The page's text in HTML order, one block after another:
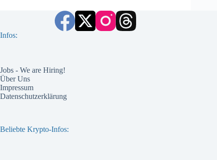
Infos:
Jobs - We are Hiring!
Über Uns
Impressum
Datenschutzerklärung
Beliebte Krypto-Infos: